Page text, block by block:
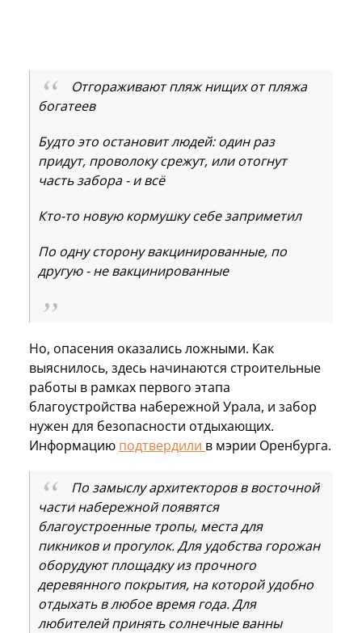
Отгораживают пляж нищих от пляжа
богатеев
Будто это остановит людей: один раз
придут, проволоку срежут, или отогнут
часть забора - и всë
Кто-то новую кормушку себе заприметил
По одну сторону вакцинированные, по
другую - не вакцинированные
Но, опасения оказались ложными. Как
выяснилось, здесь начинаются строительные
работы в рамках первого этапа
благоустройства набережной Урала, и забор
нужен для безопасности отдыхающих.
Информацию подтвердили в мэрии Оренбурга.
По замыслу архитекторов в восточной
части набережной появятся
благоустроенные тропы, места для
пикников и прогулок. Для удобства горожан
оборудуют площадку из прочного
деревянного покрытия, на которой удобно
отдыхать в любое время года. Для
любителей принять солнечные ванны